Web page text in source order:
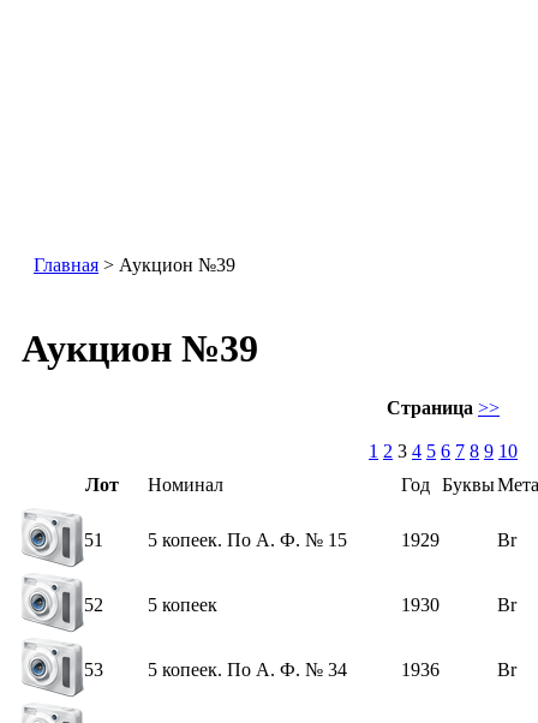
Главная > Аукцион №39
Аукцион №39
Страница >>
1 2 3 4 5 6 7 8 9 10
Лот
Номинал Год Буквы
51 5 копеек. По А. Ф. № 15 1929 Br
52 5 копеек 1930 Br
53 5 копеек. По А. Ф. № 34 1936 Br